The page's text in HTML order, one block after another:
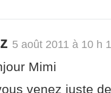
5 août 2011 à 10 h
Mimi
venez juste